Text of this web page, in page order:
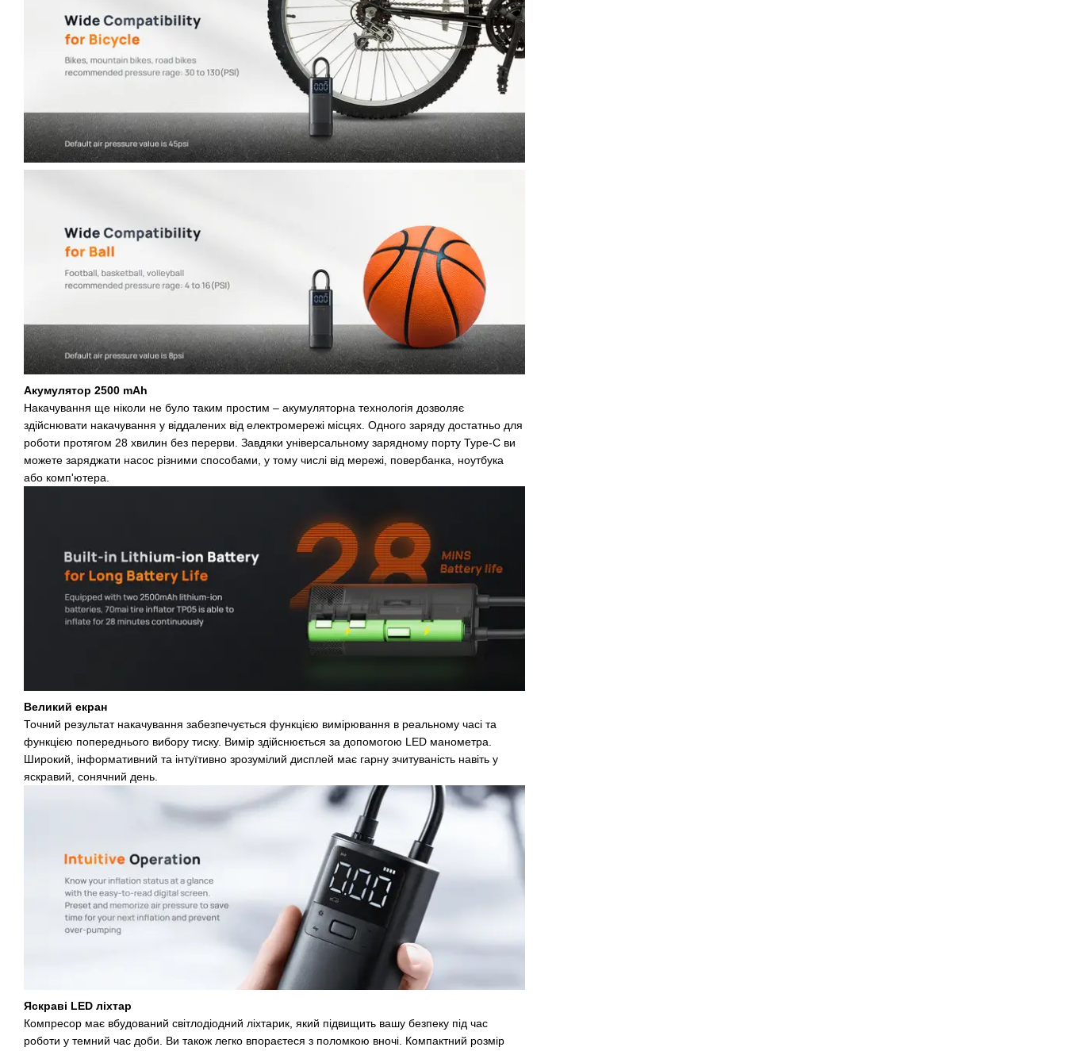
Акумулятор 2500 mAh
Накачування ще ніколи не було таким простим – акумуляторна технологія дозволяє
здійснювати накачування у віддалених від електромережі місцях. Одного заряду достатньо для
роботи протягом 28 хвилин без перерви. Завдяки універсальному зарядному порту Type-C ви
можете заряджати насос різними способами, у тому числі від мережі, повербанка, ноутбука
або комп'ютера.
Великий екран
Точний результат накачування забезпечується функцією вимірювання в реальному часі та
функцією попереднього вибору тиску. Вимір здійснюється за допомогою LED манометра.
Широкий, інформативний та інтуїтивно зрозумілий дисплей має гарну зчитуваність навіть у
яскравий, сонячний день.
Яскраві LED ліхтар
Компресор має вбудований світлодіодний ліхтарик, який підвищить вашу безпеку під час
роботи у темний час доби. Ви також легко впораєтеся з поломкою вночі. Компактний розмір